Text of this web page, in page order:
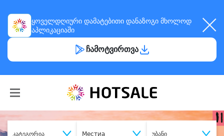
ყოველდღიური დამატებითი დანაზოგი მხოლოდ
აპლიკაციაში
ჩამოტვირთვა
კატეგორია Местиа უბანი